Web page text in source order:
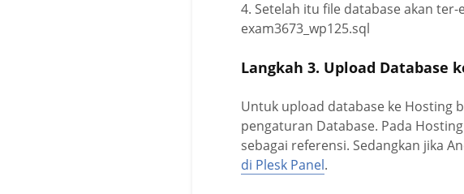
4. Setelah itu file database akan
exam3673_wp125.sql
Langkah 3. Upload Database
Untuk upload database ke Hosting
pengaturan Database. Pada
sebagai referensi. Sedangkan jika
di Plesk Panel.